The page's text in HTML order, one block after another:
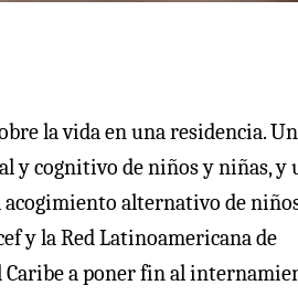
la vida en una residencia. Un
y cognitivo de niños y niñas, y
acogimiento alternativo de
y la Red Latinoamericana de
Caribe a poner fin al